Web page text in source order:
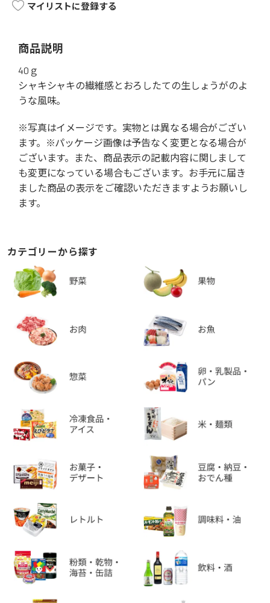
マイリストに登録する
商品説明
40ｇ
シャキシャキの繊維感とおろしたての生しょうがのよ
うな風味。
※写真はイメージです。実物とは異なる場合がござい
ます。※パッケージ画像は予告なく変更となる場合が
ございます。また、商品表示の記載内容に関しまして
も変更になっている場合もございます。お手元に届き
ました商品の表示をご確認いただきますようお願いし
ます。
カテゴリーから探す